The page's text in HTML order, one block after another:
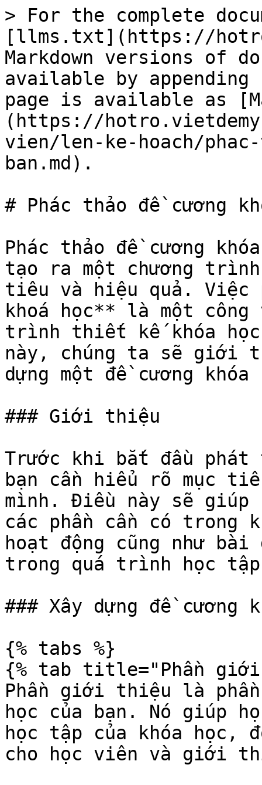
> For the complete
[llms.txt](https://
Markdown versions of
available by
page is available as
(https://
vien/len-ke-hoach/
ban.md).
# Phác thảo đề cương
Phác thảo đề cương
tạo ra một chương
tiêu và hiệu quả. Việc
khoá học** là một
trình thiết kế khóa
này, chúng ta sẽ giới
dựng một đề cương
### Giới thiệu
Trước khi bắt đầu phát
bạn cần hiểu rõ mục
mình. Điều này sẽ giúp
các phần cần có trong
hoạt động cũng như
trong quá trình học
### Xây dựng đề cương
{% tabs %}
{% tab title="Phần
Phần giới thiệu là
học của bạn. Nó giúp
học tập của khóa học,
cho học viên và giới